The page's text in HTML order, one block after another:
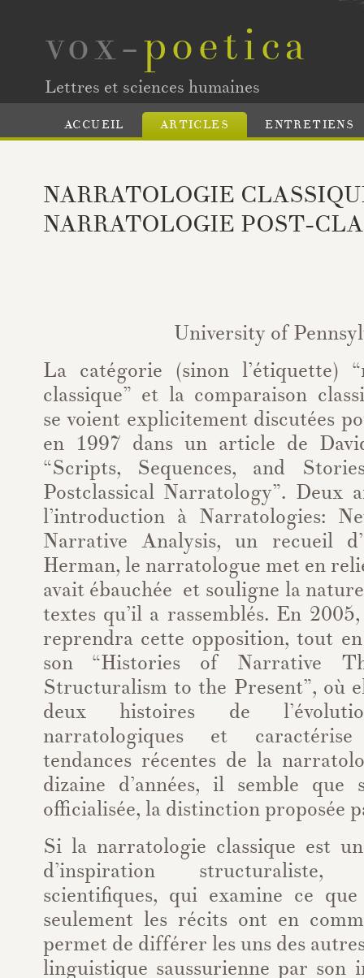
vox-poetica
Lettres et sciences humaines
ACCUEIL ARTICLES ENTRETIENS
NARRATOLOGIE
NARRATOLOGIE POST-
University of
La catégorie (sinon l’étiquette)
classique” et la comparaison
se voient explicitement discutées
en 1997 dans un article de
“Scripts, Sequences, and
Postclassical Narratology”. Deux
l’introduction à Narratologies:
Narrative Analysis, un recueil
Herman, le narratologue met en
avait ébauchée et souligne la
textes qu’il a rassemblés. En
reprendra cette opposition, tout
son “Histories of Narrative
Structuralism to the Present”, où
deux histoires de
narratologiques et
tendances récentes de la
dizaine d’années, il semble que
officialisée, la distinction proposée
Si la narratologie classique est
d’inspiration
scientifiques, qui examine ce
seulement les récits ont en
permet de différer les uns des
linguistique saussurienne par